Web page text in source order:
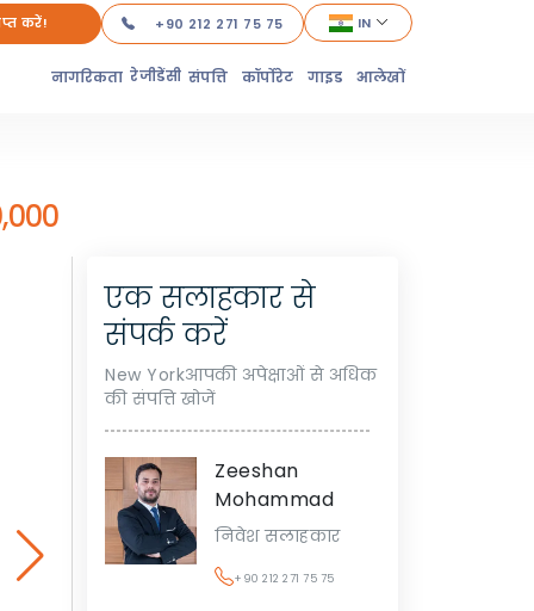
करें! +90 212 271 75 75 IN
नागरिकता रेजीडेंसी संपत्ति कॉर्पोरेट गाइड आलेखों
एक सलाहकार से
संपर्क करें
New Yorkआपकी अपेक्षाओं से अधिक
की संपत्ति खोजें
Zeeshan
Mohammad
निवेश सलाहकार
+90 212 271 75 75